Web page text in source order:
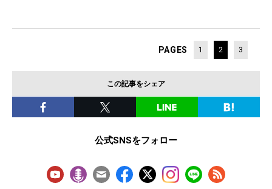
PAGES 1 2 3
この記事をシェア
公式SNSをフォロー